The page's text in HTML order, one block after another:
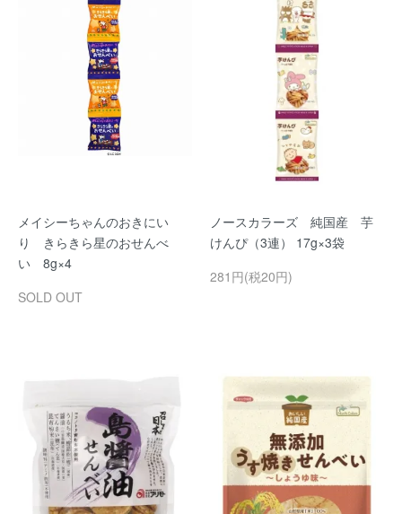
メイシーちゃんのおきにい
り きらきら星のおせんべ
い 8g×4
SOLD OUT
ノースカラーズ 純国産 芋
けんぴ（3連） 17g×3袋
281円(税20円)